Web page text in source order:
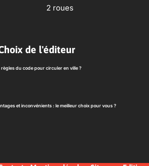
2 roues
de l'éditeur
règles du code pour circuler en ville ?
et inconvénients : le meilleur choix pour vous ?